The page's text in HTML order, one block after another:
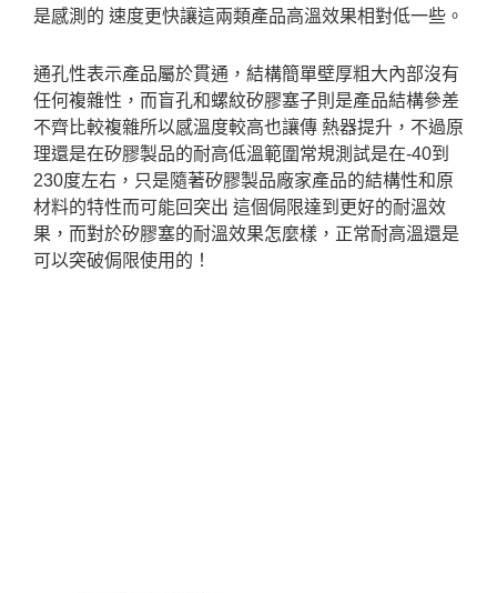
是感測的 速度更快讓這兩類產品高溫效果相對低一些。
通孔性表示產品屬於貫通，結構簡單壁厚粗大內部沒有
任何複雜性，而盲孔和螺紋矽膠塞子則是產品結構參差
不齊比較複雜所以感溫度較高也讓傳 熱器提升，不過原
理還是在矽膠製品的耐高低溫範圍常規測試是在-40到
230度左右，只是隨著矽膠製品廠家產品的結構性和原
材料的特性而可能回突出 這個侷限達到更好的耐溫效
果，而對於矽膠塞的耐溫效果怎麼樣，正常耐高溫還是
可以突破侷限使用的！